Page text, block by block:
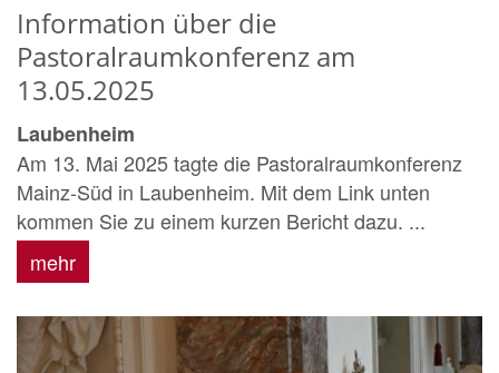
Information über die
Pastoralraumkonferenz am
13.05.2025
Laubenheim
Am 13. Mai 2025 tagte die Pastoralraumkonferenz
Mainz-Süd in Laubenheim. Mit dem Link unten
kommen Sie zu einem kurzen Bericht dazu. ...
mehr